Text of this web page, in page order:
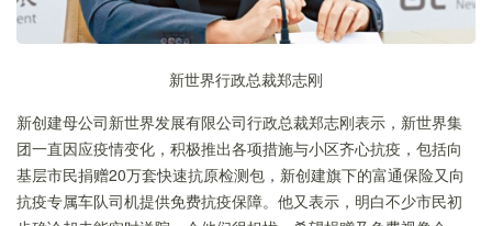
新世界行政总裁郑志刚
新创建母公司新世界发展有限公司行政总裁郑志刚表示，新世界集
团一直因应疫情变化，积极推出各项措施与小区齐心抗疫，包括向
基层市民捐赠20万套快速抗原检测包，新创建旗下的富通保险又向
抗疫专属车队司机提供免费抗疫保障。他又表示，明白不少市民初